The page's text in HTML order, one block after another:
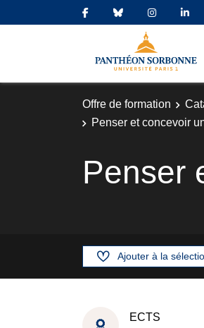
Offre de formation
Penser et concevoir
Penser
Ajouter à la
ECTS